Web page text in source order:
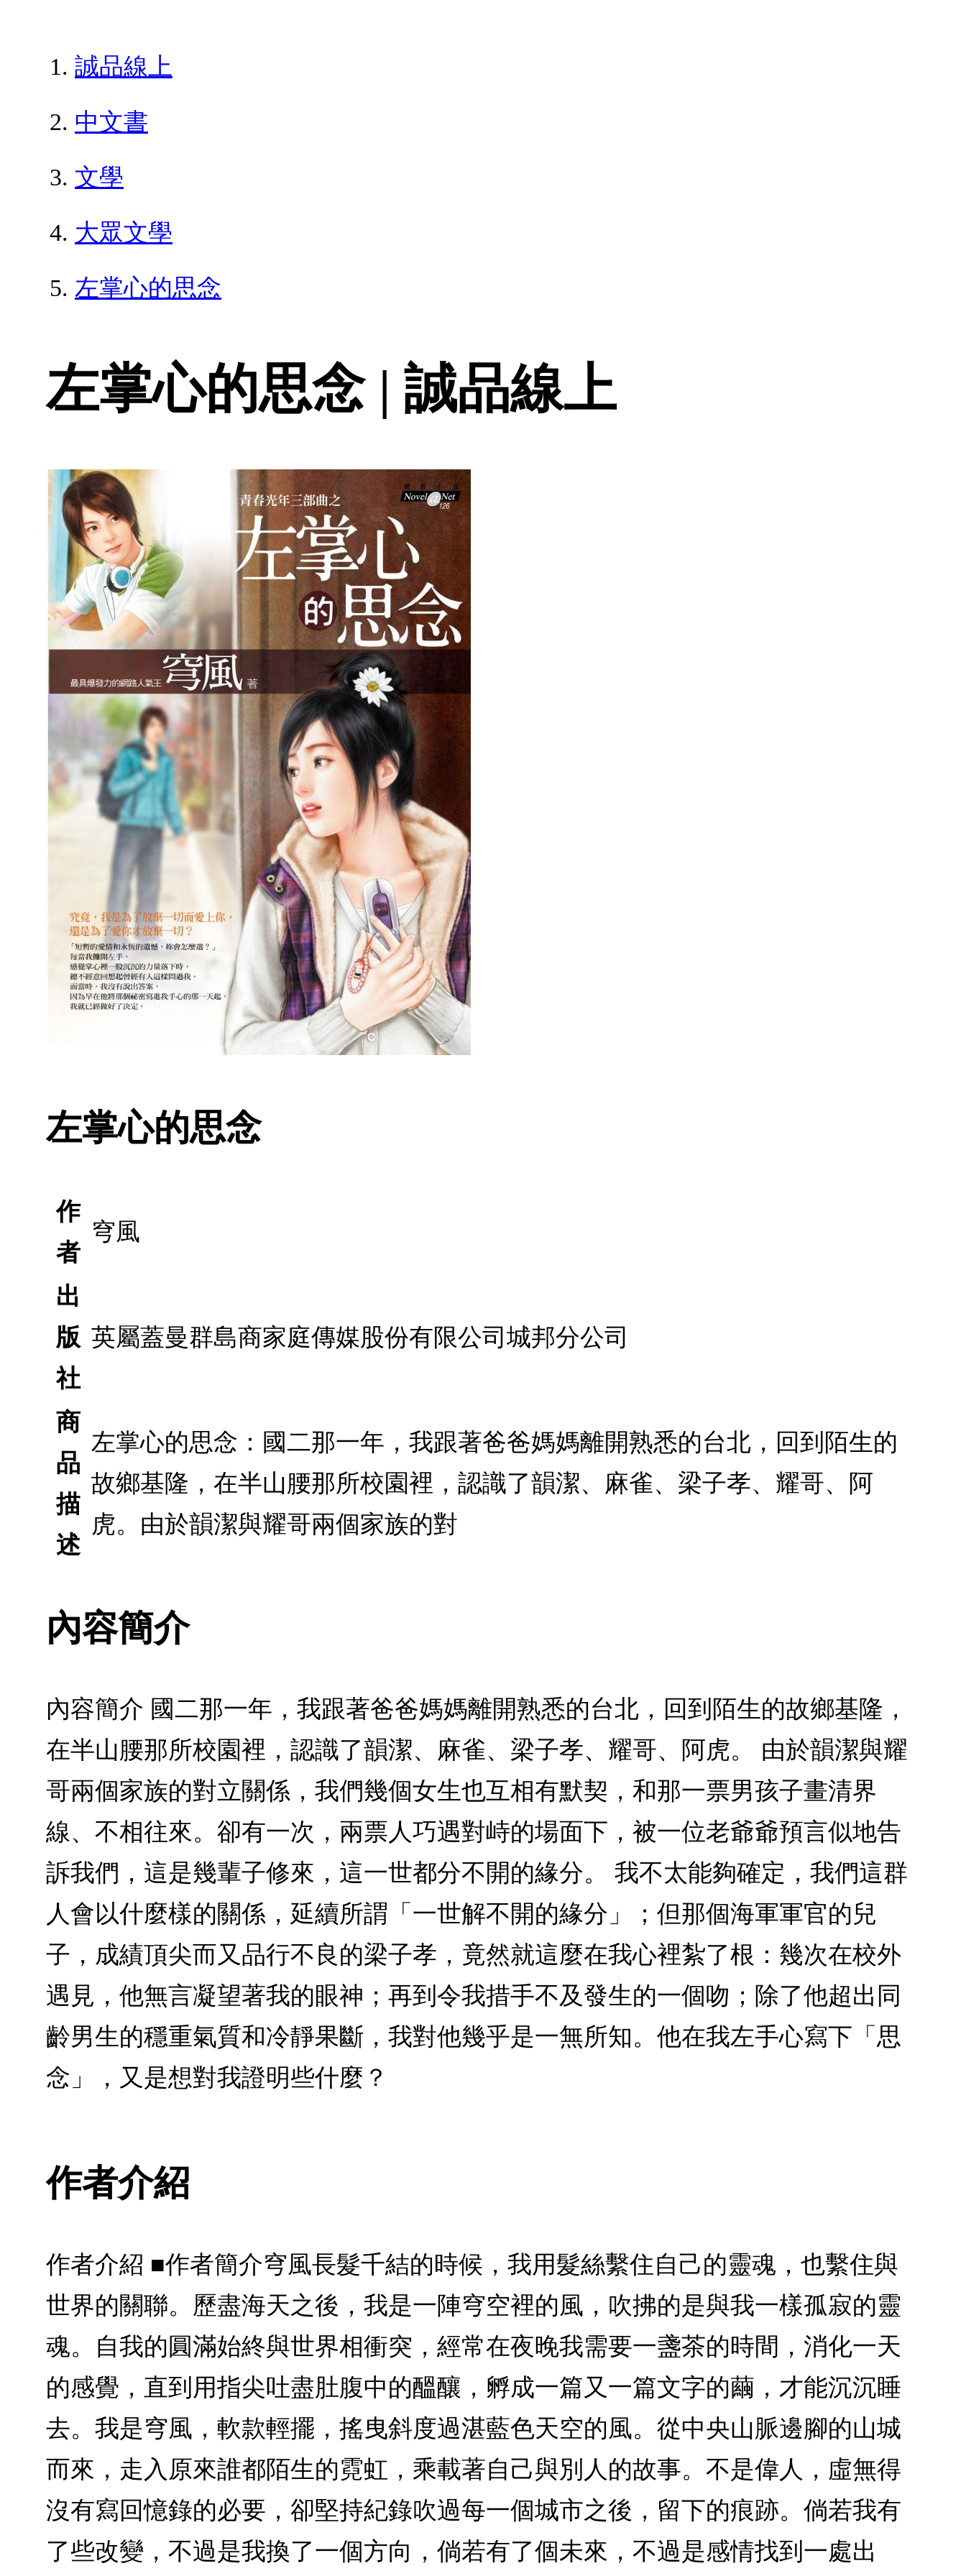
誠品線上
中文書
文學
大眾文學
左掌心的思念
左掌心的思念 | 誠品線上
左掌心的思念
作
者
穹風
出
版
社
英屬蓋曼群島商家庭傳媒股份有限公司城邦分公司
商
品
描
述
左掌心的思念：國二那一年，我跟著爸爸媽媽離開熟悉的台北，回到陌生的
故鄉基隆，在半山腰那所校園裡，認識了韻潔、麻雀、梁子孝、耀哥、阿
虎。由於韻潔與耀哥兩個家族的對
內容簡介
內容簡介 國二那一年，我跟著爸爸媽媽離開熟悉的台北，回到陌生的故鄉基隆，
在半山腰那所校園裡，認識了韻潔、麻雀、梁子孝、耀哥、阿虎。 由於韻潔與耀
哥兩個家族的對立關係，我們幾個女生也互相有默契，和那一票男孩子畫清界
線、不相往來。卻有一次，兩票人巧遇對峙的場面下，被一位老爺爺預言似地告
訴我們，這是幾輩子修來，這一世都分不開的緣分。 我不太能夠確定，我們這群
人會以什麼樣的關係，延續所謂「一世解不開的緣分」；但那個海軍軍官的兒
子，成績頂尖而又品行不良的梁子孝，竟然就這麼在我心裡紮了根：幾次在校外
遇見，他無言凝望著我的眼神；再到令我措手不及發生的一個吻；除了他超出同
齡男生的穩重氣質和冷靜果斷，我對他幾乎是一無所知。他在我左手心寫下「思
念」，又是想對我證明些什麼？
作者介紹
作者介紹 ■作者簡介穹風長髮千結的時候，我用髮絲繫住自己的靈魂，也繫住與
世界的關聯。歷盡海天之後，我是一陣穹空裡的風，吹拂的是與我一樣孤寂的靈
魂。自我的圓滿始終與世界相衝突，經常在夜晚我需要一盞茶的時間，消化一天
的感覺，直到用指尖吐盡肚腹中的醞釀，孵成一篇又一篇文字的繭，才能沉沉睡
去。我是穹風，軟款輕擺，搖曳斜度過湛藍色天空的風。從中央山脈邊腳的山城
而來，走入原來誰都陌生的霓虹，乘載著自己與別人的故事。不是偉人，虛無得
沒有寫回憶錄的必要，卻堅持紀錄吹過每一個城市之後，留下的痕跡。倘若我有
了些改變，不過是我換了一個方向，倘若有了個未來，不過是感情找到一處出